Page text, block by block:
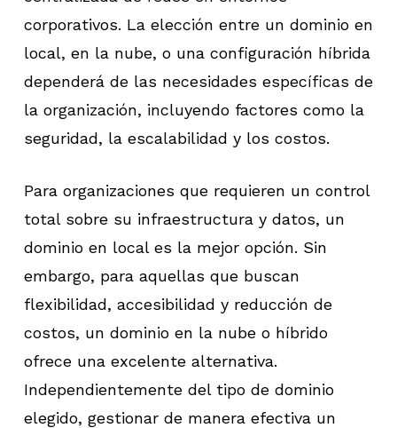
corporativos. La elección entre un dominio en
local, en la nube, o una configuración híbrida
dependerá de las necesidades específicas de
la organización, incluyendo factores como la
seguridad, la escalabilidad y los costos.
Para organizaciones que requieren un control
total sobre su infraestructura y datos, un
dominio en local es la mejor opción. Sin
embargo, para aquellas que buscan
flexibilidad, accesibilidad y reducción de
costos, un dominio en la nube o híbrido
ofrece una excelente alternativa.
Independientemente del tipo de dominio
elegido, gestionar de manera efectiva un